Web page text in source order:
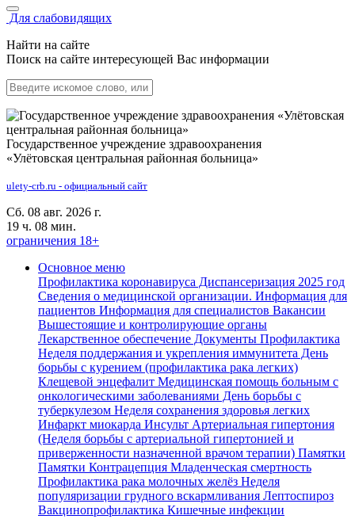
Для слабовидящих
Найти на сайте
Поиск на сайте интересующей Вас информации
Государственное учреждение здравоохранения
«Улётовская центральная районная больница»
ulety-crb.ru - официальный сайт
Сб. 08 авг. 2026 г.
19 ч. 08 мин.
ограничения 18+
Основное меню
Профилактика коронавируса Диспансеризация 2025 год
Сведения о медицинской организации. Информация для
пациентов Информация для специалистов Вакансии
Вышестоящие и контролирующие органы
Лекарственное обеспечение Документы Профилактика
Неделя поддержания и укрепления иммунитета День
борьбы с курением (профилактика рака легких)
Клещевой энцефалит Медицинская помощь больным с
онкологическими заболеваниями День борьбы с
туберкулезом Неделя сохранения здоровья легких
Инфаркт миокарда Инсульт Артериальная гипертония
(Неделя борьбы с артериальной гипертонией и
приверженности назначенной врачом терапии) Памятки
Памятки Контрацепция Младенческая смертность
Профилактика рака молочных желёз Неделя
популяризации грудного вскармливания Лептоспироз
Вакцинопрофилактика Кишечные инфекции